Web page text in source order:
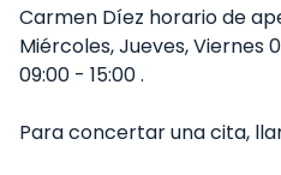
Carmen Díez horario de
Miércoles, Jueves, Viernes
09:00 - 15:00 .
Para concertar una cita,